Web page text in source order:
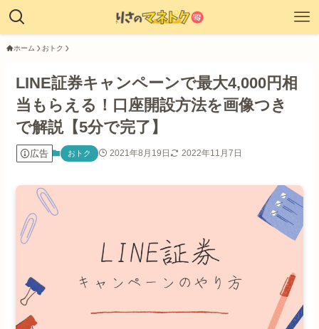
ホーム おトク
LINE証券キャンペーンで最大4,000円相
当もらえる！口座開設方法を画像つき
で解説【5分で完了】
広告 おトク 2021年8月19日 2022年11月7日